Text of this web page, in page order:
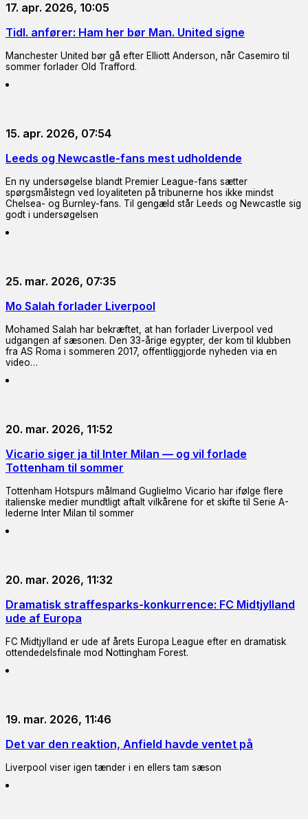
17. apr. 2026, 10:05
Tidl. anfører: Ham her bør Man. United signe
Manchester United bør gå efter Elliott Anderson, når Casemiro til
sommer forlader Old Trafford.
15. apr. 2026, 07:54
Leeds og Newcastle-fans mest udholdende
En ny undersøgelse blandt Premier League-fans sætter
spørgsmålstegn ved loyaliteten på tribunerne hos ikke mindst
Chelsea- og Burnley-fans. Til gengæld står Leeds og Newcastle sig
godt i undersøgelsen
25. mar. 2026, 07:35
Mo Salah forlader Liverpool
Mohamed Salah har bekræftet, at han forlader Liverpool ved
udgangen af sæsonen. Den 33-årige egypter, der kom til klubben
fra AS Roma i sommeren 2017, offentliggjorde nyheden via en
video…
20. mar. 2026, 11:52
Vicario siger ja til Inter Milan — og vil forlade
Tottenham til sommer
Tottenham Hotspurs målmand Guglielmo Vicario har ifølge flere
italienske medier mundtligt aftalt vilkårene for et skifte til Serie A-
lederne Inter Milan til sommer
20. mar. 2026, 11:32
Dramatisk straffesparks-konkurrence: FC Midtjylland
ude af Europa
FC Midtjylland er ude af årets Europa League efter en dramatisk
ottendedelsfinale mod Nottingham Forest.
19. mar. 2026, 11:46
Det var den reaktion, Anfield havde ventet på
Liverpool viser igen tænder i en ellers tam sæson